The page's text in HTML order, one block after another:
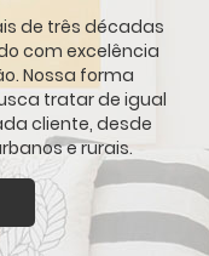
de três décadas
com excelência
Nossa forma
tratar de igual
cliente, desde
e rurais.